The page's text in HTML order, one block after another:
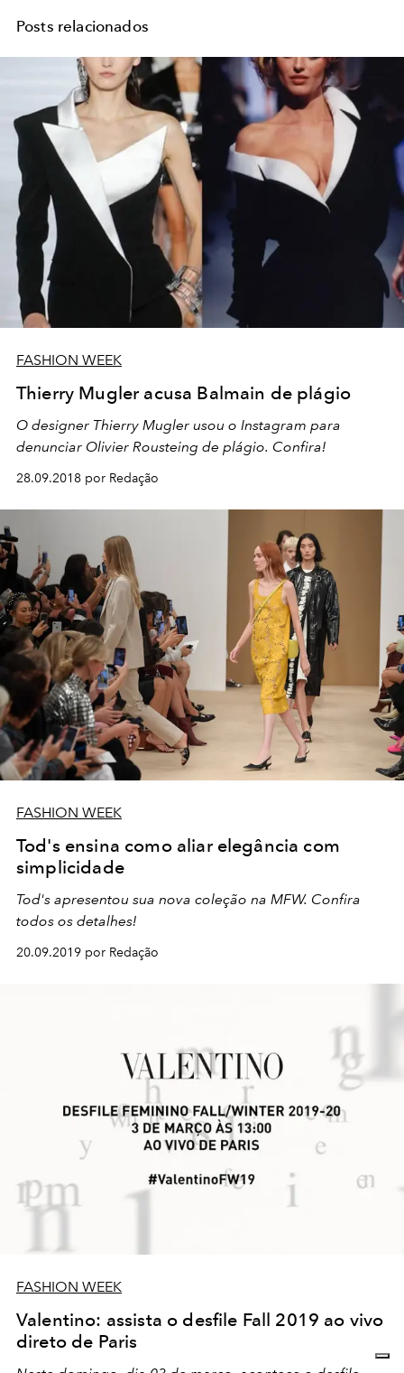
Posts relacionados
FASHION WEEK
Thierry Mugler acusa Balmain de plágio
O designer Thierry Mugler usou o Instagram para
denunciar Olivier Rousteing de plágio. Confira!
28.09.2018 por Redação
FASHION WEEK
Tod's ensina como aliar elegância com
simplicidade
Tod's apresentou sua nova coleção na MFW. Confira
todos os detalhes!
20.09.2019 por Redação
FASHION WEEK
Valentino: assista o desfile Fall 2019 ao vivo
direto de Paris